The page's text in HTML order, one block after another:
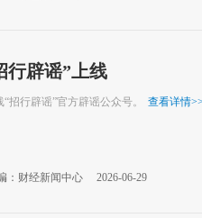
行辟谣”上线
招行辟谣”官方辟谣公众号。 查看详情>>
：财经新闻中心 2026-06-29